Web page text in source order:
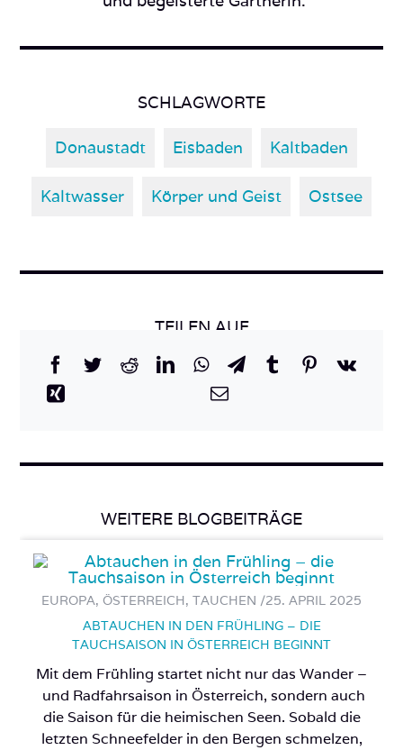
SCHLAGWORTE
Donaustadt Eisbaden Kaltbaden
Kaltwasser Körper und Geist Ostsee
TEILEN AUF
WEITERE BLOGBEITRÄGE
EUROPA, ÖSTERREICH, TAUCHEN /25. APRIL 2025
ABTAUCHEN IN DEN FRÜHLING – DIE
TAUCHSAISON IN ÖSTERREICH BEGINNT
Mit dem Frühling startet nicht nur das Wander –
und Radfahrsaison in Österreich, sondern auch
die Saison für die heimischen Seen. Sobald die
letzten Schneefelder in den Bergen schmelzen,